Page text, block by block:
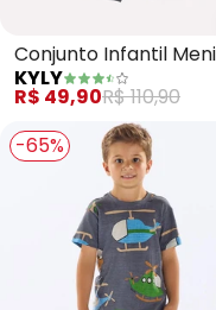
Conjunto Infantil
Lettering (Cinza)
KYLY
R$ 49,90R$ 110,90
-65%